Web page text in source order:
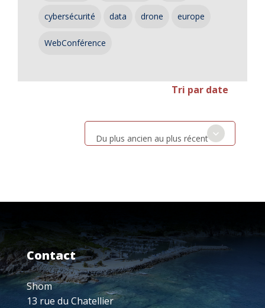
cybersécurité data drone europe
WebConférence
Tri par date
Du plus ancien au plus récent
Contact
Shom
13 rue du Chatellier